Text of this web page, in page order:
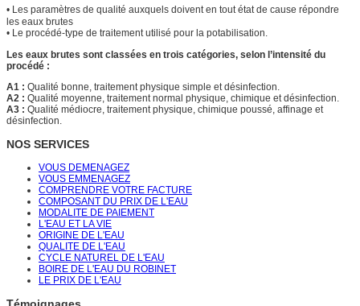
• Les paramètres de qualité auxquels doivent en tout état de cause répondre
les eaux brutes
• Le procédé-type de traitement utilisé pour la potabilisation.
Les eaux brutes sont classées en trois catégories, selon l’intensité du
procédé :
A1 : Qualité bonne, traitement physique simple et désinfection.
A2 : Qualité moyenne, traitement normal physique, chimique et désinfection.
A3 : Qualité médiocre, traitement physique, chimique poussé, affinage et
désinfection.
NOS SERVICES
VOUS DEMENAGEZ
VOUS EMMENAGEZ
COMPRENDRE VOTRE FACTURE
COMPOSANT DU PRIX DE L'EAU
MODALITE DE PAIEMENT
L'EAU ET LA VIE
ORIGINE DE L'EAU
QUALITE DE L'EAU
CYCLE NATUREL DE L'EAU
BOIRE DE L'EAU DU ROBINET
LE PRIX DE L'EAU